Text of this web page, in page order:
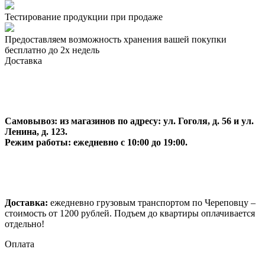
Тестирование продукции при продаже
Предоставляем возможность хранения вашей покупки
бесплатно до 2х недель
Доставка
Самовывоз: из магазинов по адресу: ул. Гоголя, д. 56 и ул.
Ленина, д. 123.
Режим работы: ежедневно с 10:00 до 19:00.
Доставка: ежедневно грузовым транспортом по Череповцу –
стоимость от 1200 рублей. Подъем до квартиры оплачивается
отдельно!
Оплата